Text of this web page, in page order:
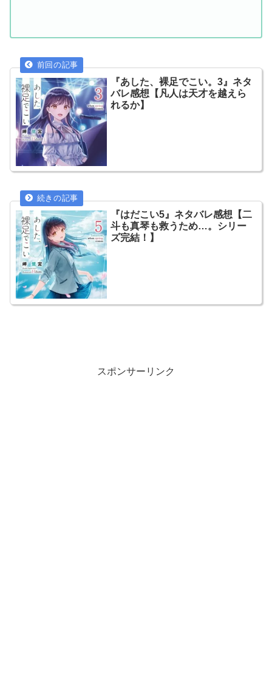
『あした、裸足でこい。3』ネタ
バレ感想【凡人は天才を越えら
れるか】
『はだこい5』ネタバレ感想【二
斗も真琴も救うため…。シリー
ズ完結！】
スポンサーリンク